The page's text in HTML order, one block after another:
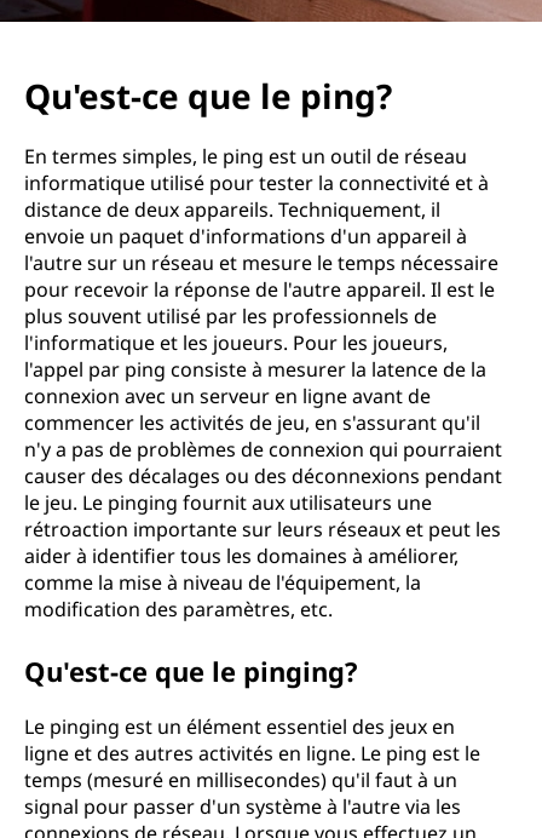
Qu'est-ce que le ping?
En termes simples, le ping est un outil de réseau
informatique utilisé pour tester la connectivité et à
distance de deux appareils. Techniquement, il
envoie un paquet d'informations d'un appareil à
l'autre sur un réseau et mesure le temps nécessaire
pour recevoir la réponse de l'autre appareil. Il est le
plus souvent utilisé par les professionnels de
l'informatique et les joueurs. Pour les joueurs,
l'appel par ping consiste à mesurer la latence de la
connexion avec un serveur en ligne avant de
commencer les activités de jeu, en s'assurant qu'il
n'y a pas de problèmes de connexion qui pourraient
causer des décalages ou des déconnexions pendant
le jeu. Le pinging fournit aux utilisateurs une
rétroaction importante sur leurs réseaux et peut les
aider à identifier tous les domaines à améliorer,
comme la mise à niveau de l'équipement, la
modification des paramètres, etc.
Qu'est-ce que le pinging?
Le pinging est un élément essentiel des jeux en
ligne et des autres activités en ligne. Le ping est le
temps (mesuré en millisecondes) qu'il faut à un
signal pour passer d'un système à l'autre via les